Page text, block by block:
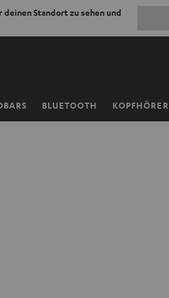
deinen Standort zu sehen und
BLUETOOTH KOPFHÖRER